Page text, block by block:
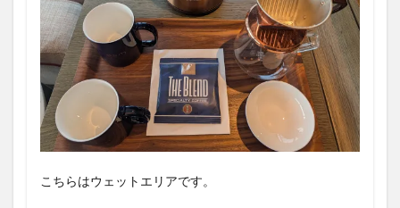
こちらはウェットエリアです。